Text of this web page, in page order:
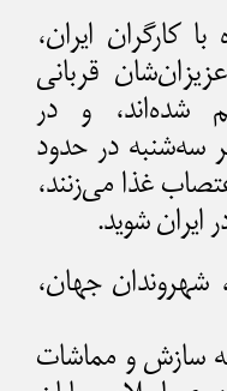
کارگران ایران،
قربانی
شده‌اند، و در
سه‌شنبه در حدود
غذا می‌زنند،
ایران شوید.
جهان،
به سازش و مماشات